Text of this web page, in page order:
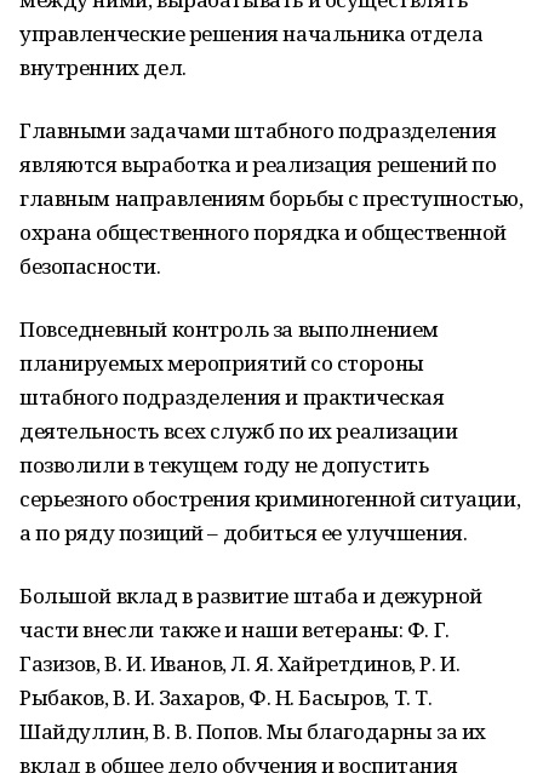
управленческие решения начальника отдела
внутренних дел.
Главными задачами штабного подразделения
являются выработка и реализация решений по
главным направлениям борьбы с преступностью,
охрана общественного порядка и общественной
безопасности.
Повседневный контроль за выполнением
планируемых мероприятий со стороны
штабного подразделения и практическая
деятельность всех служб по их реализации
позволили в текущем году не допустить
серьезного обострения криминогенной ситуации,
а по ряду позиций – добиться ее улучшения.
Большой вклад в развитие штаба и дежурной
части внесли также и наши ветераны: Ф. Г.
Газизов, В. И. Иванов, Л. Я. Хайретдинов, Р. И.
Рыбаков, В. И. Захаров, Ф. Н. Басыров, Т. Т.
Шайдуллин, В. В. Попов. Мы благодарны за их
вклад в общее дело обучения и воспитания